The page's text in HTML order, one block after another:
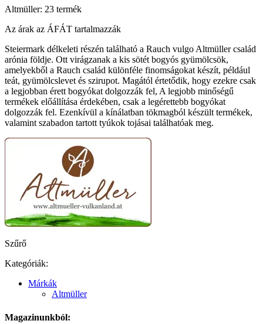
Altmüller: 23 termék
Az árak az ÁFÁT tartalmazzák
Steiermark délkeleti részén található a Rauch vulgo Altmüller család
arónia földje. Ott virágzanak a kis sötét bogyós gyümölcsök,
amelyekből a Rauch család különféle finomságokat készít, például
teát, gyümölcslevet és szirupot. Magától értetődik, hogy ezekre csak
a legjobban érett bogyókat dolgozzák fel, A legjobb minőségű
termékek előállítása érdekében, csak a legérettebb bogyókat
dolgozzák fel. Ezenkívül a kínálatban tökmagból készült termékek,
valamint szabadon tartott tyúkok tojásai találhatóak meg.
Szűrő
Kategóriák:
Márkák
Altmüller
Magazinunkból: